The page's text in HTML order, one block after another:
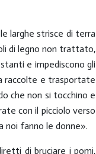
larghe strisce di terra
di legno non trattato,
e impediscono gli
raccolte e trasportate
che non si tocchino e
con il picciolo verso
noi fanno le donne».
di bruciare i pomi,